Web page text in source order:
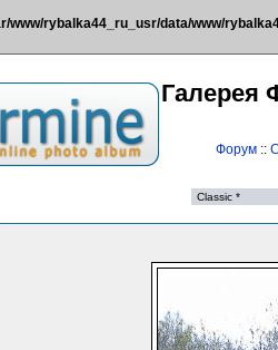
www/rybalka44_ru_usr/data/www/
Галерея
Форум::